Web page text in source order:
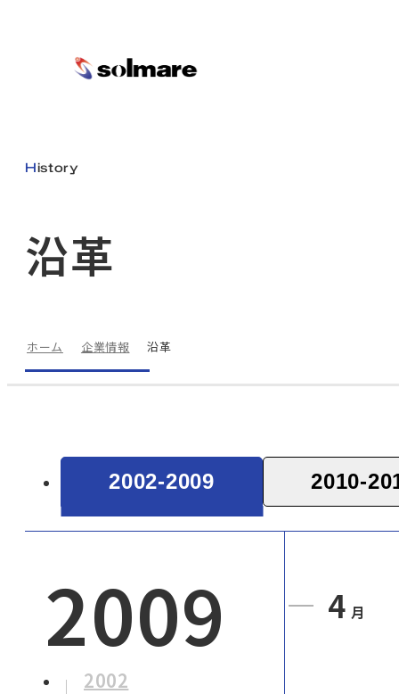
イ
ン
テ
キ
沿革
History
ホーム 企業情報 沿革
2002-2009 2010-
200
2
6
7
8
9
2002
4 月